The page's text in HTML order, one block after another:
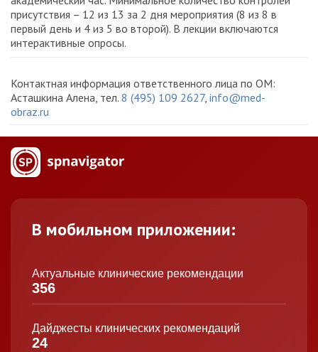
присутствия – 12 из 13 за 2 дня мероприятия (8 из 8 в
первый день и 4 из 5 во второй). В лекции включаются
интерактивные опросы.
Контактная информация ответственного лица по ОМ:
Асташкина Алена, тел. 8 (495) 109 2627, info@med-
obraz.ru
В мобильном приложении:
Актуальные клинические рекомендации
356
Дайджесты клинических рекомендаций
24